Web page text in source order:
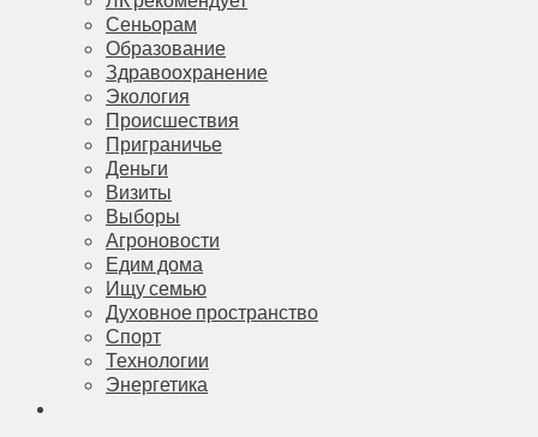
Сеньорам
Образование
Здравоохранение
Экология
Происшествия
Приграничье
Деньги
Визиты
Выборы
Агроновости
Едим дома
Ищу семью
Духовное пространство
Спорт
Технологии
Энергетика